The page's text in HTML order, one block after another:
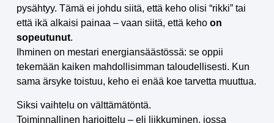
pysähtyy. Tämä ei johdu siitä, että keho olisi “rikki” tai
että ikä alkaisi painaa – vaan siitä, että keho on
sopeutunut.
Ihminen on mestari energiansäästössä: se oppii
tekemään kaiken mahdollisimman taloudellisesti. Kun
sama ärsyke toistuu, keho ei enää koe tarvetta muuttua.
Siksi vaihtelu on välttämätöntä.
Toiminnallinen harjoittelu – eli liikkuminen, jossa